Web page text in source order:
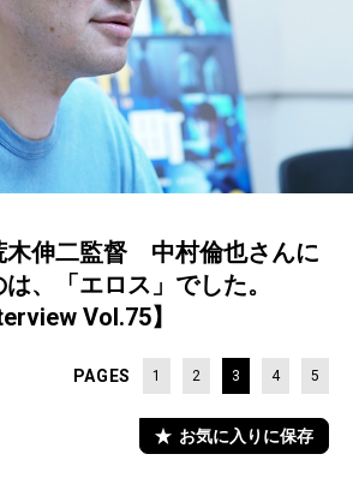
木伸二監督 中村倫也さんに
、「エロス」でした。
Vol.75】
PAGES 1 2 3 4 5
お気に入りに保存